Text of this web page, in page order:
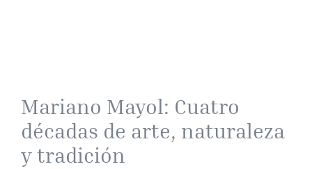
Mariano Mayol: Cuatro
décadas de arte, naturaleza
y tradición